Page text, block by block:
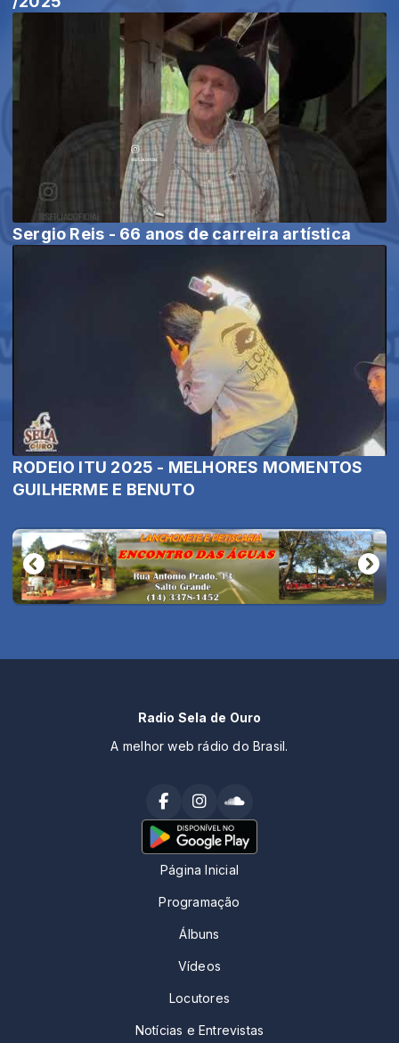
Sergio Reis - 66 anos de carreira artística
RODEIO ITU 2025 - MELHORES MOMENTOS
GUILHERME E BENUTO
Radio Sela de Ouro
A melhor web rádio do Brasil.
Página Inicial
Programação
Álbuns
Vídeos
Locutores
Notícias e Entrevistas